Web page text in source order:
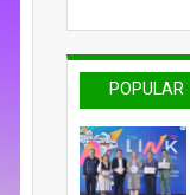
POPULAR